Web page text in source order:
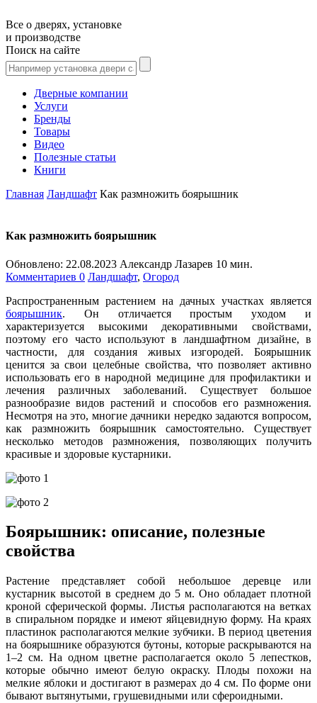
Все о дверях, установке
и производстве
Поиск на сайте
Дверные компании
Услуги
Бренды
Товары
Видео
Полезные статьи
Книги
Главная Ландшафт Как размножить боярышник
Как размножить боярышник
Обновлено: 22.08.2023 Александр Лазарев 10 мин.
Комментариев 0 Ландшафт, Огород
Распространенным растением на дачных участках является
боярышник. Он отличается простым уходом и
характеризуется высокими декоративными свойствами,
поэтому его часто используют в ландшафтном дизайне, в
частности, для создания живых изгородей. Боярышник
ценится за свои целебные свойства, что позволяет активно
использовать его в народной медицине для профилактики и
лечения различных заболеваний. Существует большое
разнообразие видов растений и способов его размножения.
Несмотря на это, многие дачники нередко задаются вопросом,
как размножить боярышник самостоятельно. Существует
несколько методов размножения, позволяющих получить
красивые и здоровые кустарники.
Боярышник: описание, полезные
свойства
Растение представляет собой небольшое деревце или
кустарник высотой в среднем до 5 м. Оно обладает плотной
кроной сферической формы. Листья располагаются на ветках
в спиральном порядке и имеют яйцевидную форму. На краях
пластинок располагаются мелкие зубчики. В период цветения
на боярышнике образуются бутоны, которые раскрываются на
1–2 см. На одном цветне располагается около 5 лепестков,
которые обычно имеют белую окраску. Плоды похожи на
мелкие яблоки и достигают в размерах до 4 см. По форме они
бывают вытянутыми, грушевидными или сфероидными.